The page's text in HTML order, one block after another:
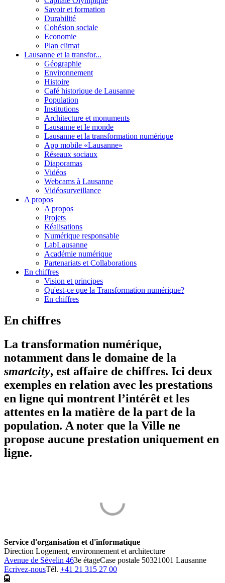
Savoir et formation
Durabilité
Cohésion sociale
Economie
Plan climat
Lausanne et la transfor...
Géographie
Environnement
Histoire
Café historique de Lausanne
Population
Institutions
Architecture et monuments
Lausanne et le monde
Lausanne et la transformation numérique
App mobile «Lausanne»
Réseaux sociaux
Diaporamas
Vidéos
Webcams à Lausanne
Vidéosurveillance
A propos
A propos
Projets
Réalisations
Numérique responsable
LabLausanne
Académie numérique
Partenariats et Collaborations
En chiffres
Vision et principes
Qu'est-ce que la Transformation numérique?
En chiffres
En chiffres
La transformation numérique,
notamment dans le domaine de la
smartcity, est affaire de chiffres. Ici deux
exemples en relation avec les prestations
en ligne qui montrent l’intérêt et les
attentes en la matière de la part de la
population. A noter que la Ville ne
propose aucune prestation uniquement en
ligne.
Service d'organisation et d'informatique
Direction Logement, environnement et architecture
Avenue de Sévelin 463e étageCase postale 50321001 Lausanne
Ecrivez-nousTél. +41 21 315 27 00